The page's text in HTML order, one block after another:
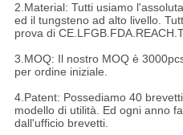
2.Material: Tutti usiamo
ed il tungsteno ad alto livello.
prova di
3.MOQ: Il nostro MOQ è
per ordine iniziale.
4.Patent: Possediamo 40
modello di utilità. Ed ogni anno
dall'ufficio brevetti.